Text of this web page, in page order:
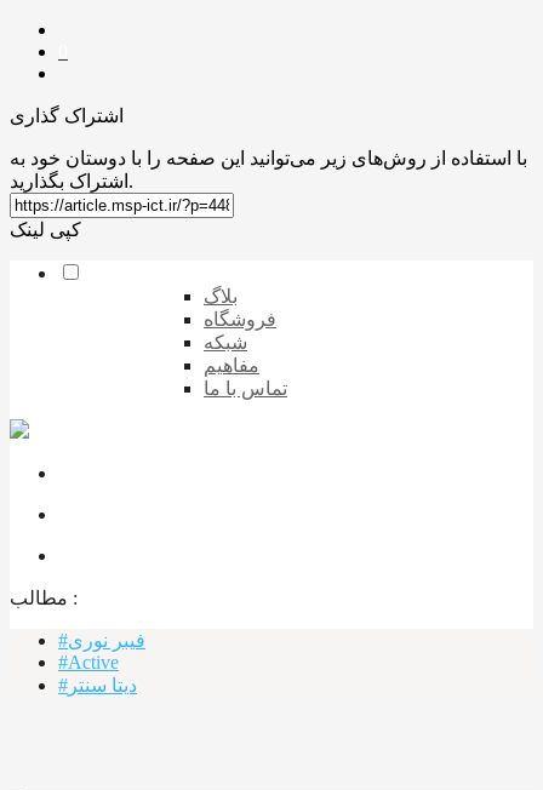
اشتراک گذاری
با استفاده از روش‌های زیر می‌توانید این صفحه را با دوستان خود به
اشتراک بگذارید.
کپی لینک
بلاگ
فروشگاه
شبکه
مفاهیم
تماس با ما
مطالب :‌
#فیبر نوری
#Active
#دیتا سنتر